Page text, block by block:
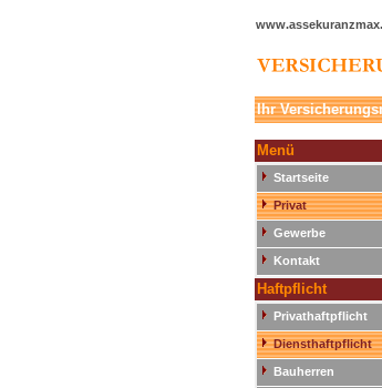
Ihr
Menü
Startseite
Privat
Gewerbe
Kontakt
Haftpflicht
Privathaftpflicht
Diensthaftpflicht
Bauherren